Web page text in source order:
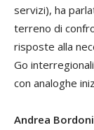
servizi), ha
terreno di
risposte alla
Go
con analoghe
Andrea Bordoni